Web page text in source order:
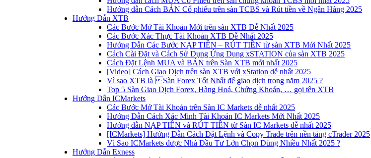
Hướng dẫn Cách BÁN Cổ phiếu trên sàn TCBS và Rút tiền về Ngân Hàng 2025
Hướng Dẫn XTB
Các Bước Mở Tài Khoản Mới trên sàn XTB Dễ Nhất 2025
Các Bước Xác Thực Tài Khoản XTB Dễ Nhất 2025
Hướng Dẫn Các Bước NẠP TIỀN – RÚT TIỀN từ sàn XTB Mới Nhất 2025
Cách Cài Đặt và Cách Sử Dụng Ứng Dụng xSTATION của sàn XTB 2025
Cách Đặt Lệnh MUA và BÁN trên Sàn XTB mới nhất 2025
[Video] Cách Giao Dịch trên sàn XTB với xStation dễ nhất 2025
Vì sao XTB là Sàn Forex Tốt Nhất để giao dịch trong năm 2025 ?
Top 5 Sàn Giao Dịch Forex, Hàng Hoá, Chứng Khoán, … gọi tên XTB
Hướng Dẫn ICMarkets
Các Bước Mở Tài Khoản trên Sàn IC Markets dễ nhất 2025
Hướng Dẫn Cách Xác Minh Tài Khoản IC Markets Mới Nhất 2025
Hướng dẫn NẠP TIỀN và RÚT TIỀN từ Sàn IC Markets dễ nhất 2025
[ICMarkets] Hướng Dẫn Cách Đặt Lệnh và Copy Trade trên nền tảng cTrader 2025
Vì Sao ICMarkets được Nhà Đầu Tư Lớn Chọn Dùng Nhiều Nhất 2025 ?
Hướng Dẫn Exness